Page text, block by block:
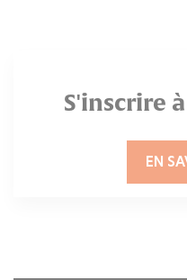
S'inscrire
EN